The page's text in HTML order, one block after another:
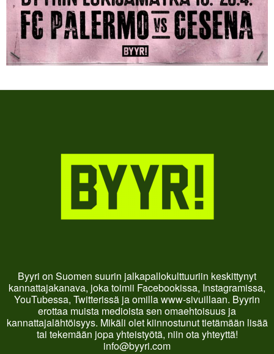
Byyri on Suomen suurin jalkapallokulttuuriin keskittynyt
kannattajakanava, joka toimii Facebookissa, Instagramissa,
YouTubessa, Twitterissä ja omilla www-sivuillaan. Byyrin
erottaa muista medioista sen omaehtoisuus ja
kannattajalähtöisyys. Mikäli olet kiinnostunut tietämään lisää
tai tekemään jopa yhteistyötä, niin ota yhteyttä!
info@byyri.com